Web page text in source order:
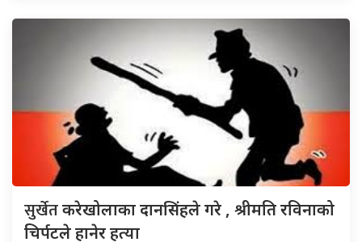
सुर्खेतकरेखोलाका दानसिंहले गरे , श्रीमति रविनाको
चिर्पटले हानेर हत्या